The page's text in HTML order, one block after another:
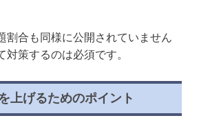
割合も同様に公開されていません
対策するのは必須です。
上げるためのポイント